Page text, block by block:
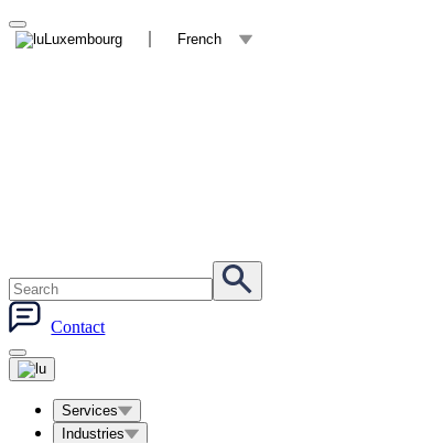
Luxembourg French
Contact
Services
Industries